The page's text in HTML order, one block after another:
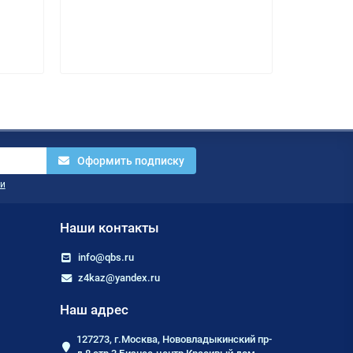
Оформить подписку
Наши контакты
info@qbs.ru
z4kaz@yandex.ru
Наш адрес
127273, г.Москва, Нововладыкинский пр-